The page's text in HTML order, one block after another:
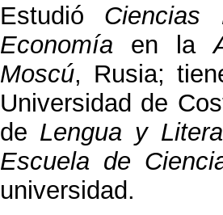
Estudió Ciencias
Economíaen la
Moscú, Rusia;
Universidad de
de Lengua y
Escuela de
universidad.